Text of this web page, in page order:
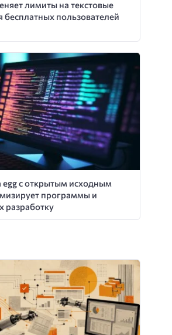
лимиты на текстовые
бесплатных пользователей
egg с открытым исходным
программы и
разработку